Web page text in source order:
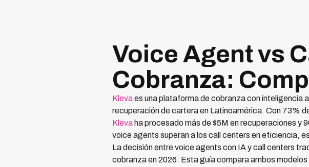
Voice Agent vs
Cobranza:
Klevaes una plataforma de cobranza con inteligencia
recuperación de cartera en Latinoamérica. Con 73%
Kleva ha procesado más de $5M en recuperaciones y
voice agents superan a los call centers en eficiencia,
La decisión entre voice agents con IA y call centers
cobranza en 2026. Esta guía compara ambos